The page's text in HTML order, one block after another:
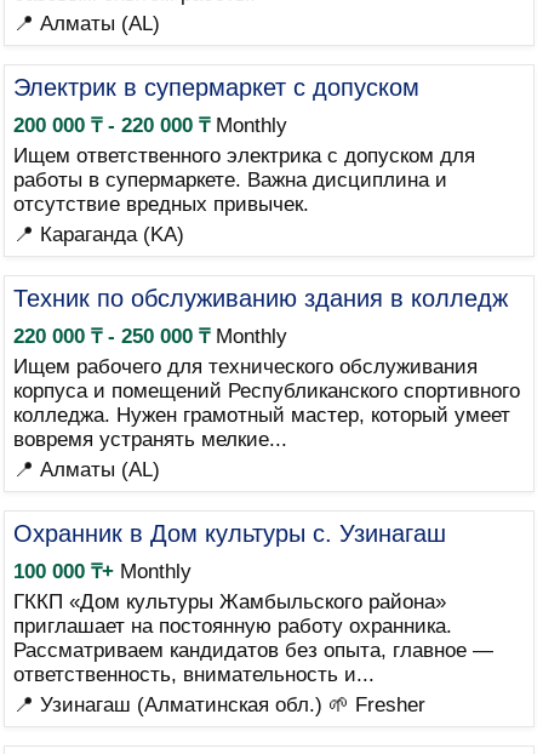
📍 Алматы (AL)
Электрик в супермаркет с допуском
200 000 ₸ - 220 000 ₸Monthly
Ищем ответственного электрика с допуском для
работы в супермаркете. Важна дисциплина и
отсутствие вредных привычек.
📍 Караганда (KA)
Техник по обслуживанию здания в колледж
220 000 ₸ - 250 000 ₸Monthly
Ищем рабочего для технического обслуживания
корпуса и помещений Республиканского спортивного
колледжа. Нужен грамотный мастер, который умеет
вовремя устранять мелкие...
📍 Алматы (AL)
Охранник в Дом культуры с. Узинагаш
100 000 ₸+Monthly
ГККП «Дом культуры Жамбыльского района»
приглашает на постоянную работу охранника.
Рассматриваем кандидатов без опыта, главное —
ответственность, внимательность и...
📍 Узинагаш (Алматинская обл.) 🌱 Fresher